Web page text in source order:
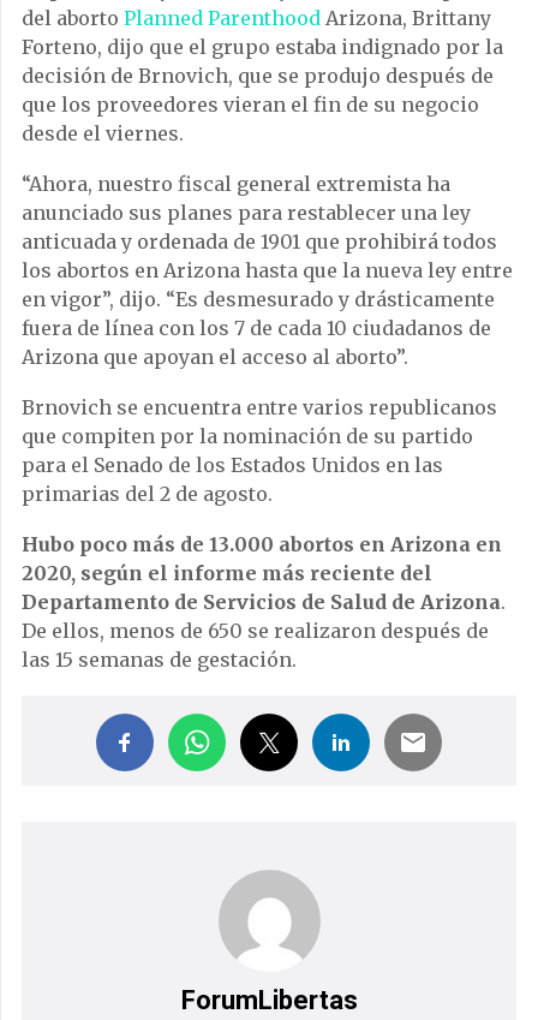
del aborto Planned Parenthood Arizona, Brittany
Forteno, dijo que el grupo estaba indignado por la
decisión de Brnovich, que se produjo después de
que los proveedores vieran el fin de su negocio
desde el viernes.
“Ahora, nuestro fiscal general extremista ha
anunciado sus planes para restablecer una ley
anticuada y ordenada de 1901 que prohibirá todos
los abortos en Arizona hasta que la nueva ley entre
en vigor”, dijo. “Es desmesurado y drásticamente
fuera de línea con los 7 de cada 10 ciudadanos de
Arizona que apoyan el acceso al aborto”.
Brnovich se encuentra entre varios republicanos
que compiten por la nominación de su partido
para el Senado de los Estados Unidos en las
primarias del 2 de agosto.
Hubo poco más de 13.000 abortos en Arizona en
2020, según el informe más reciente del
Departamento de Servicios de Salud de Arizona.
De ellos, menos de 650 se realizaron después de
las 15 semanas de gestación.
ForumLibertas